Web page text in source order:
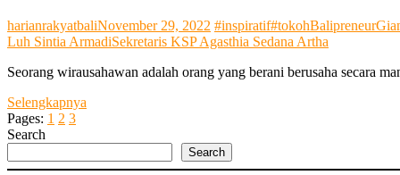
harianrakyatbaliNovember 29, 2022 #inspiratif#tokohBalipreneur
Luh Sintia ArmadiSekretaris KSP Agasthia Sedana Artha
Seorang wirausahawan adalah orang yang berani berusaha secara
Selengkapnya
Kini
Pages: 1 2 3
Search
Search